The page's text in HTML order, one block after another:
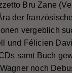
Bru Zane
der
vergeblich
und Félicien
samt Buch
noch